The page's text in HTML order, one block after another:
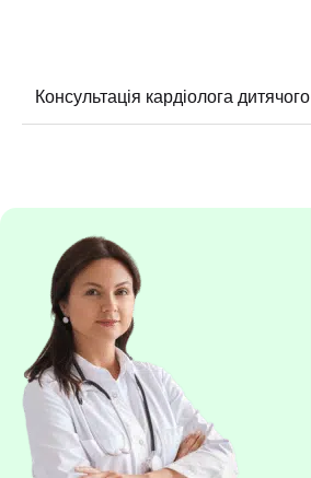
Консультація кардіолога дитячого